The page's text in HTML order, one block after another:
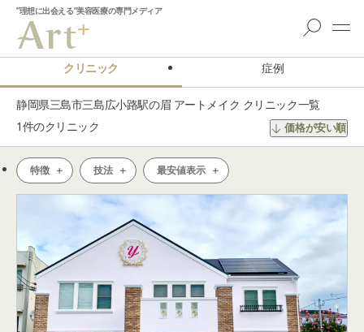
”理想に出会える”美容医療の専門メディア
クリニック 症例
静岡県三島市三島広小路駅の眉 アートメイク クリニック一覧
1件のクリニック 価格が安い順
特徴 技法 最安値表示